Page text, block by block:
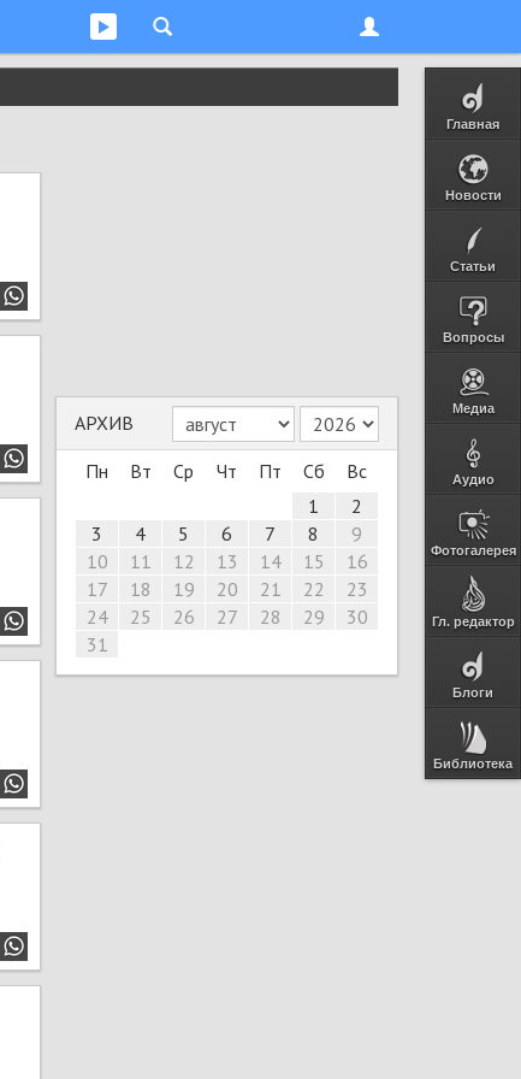
Главная
Новости
Статьи
Вопросы
Медиа
Аудио
Фотогалерея
Гл. редактор
Блоги
Библиотека
АРХИВ
Пн
Вт Ср Чт Пт Сб
Вс
1
2
3
4 5 6 7 8
9
10
11 12 13 14 15
16
17
18 19 20 21 22
23
24
25 26 27 28 29
30
31